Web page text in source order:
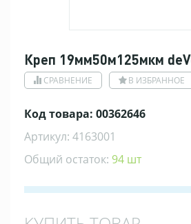
Креп 19мм50м125мкм
СРАВНЕНИЕ В ИЗБРАННОЕ
Код товара: 00362646
Артикул: 4163001
Общий остаток: 94 шт